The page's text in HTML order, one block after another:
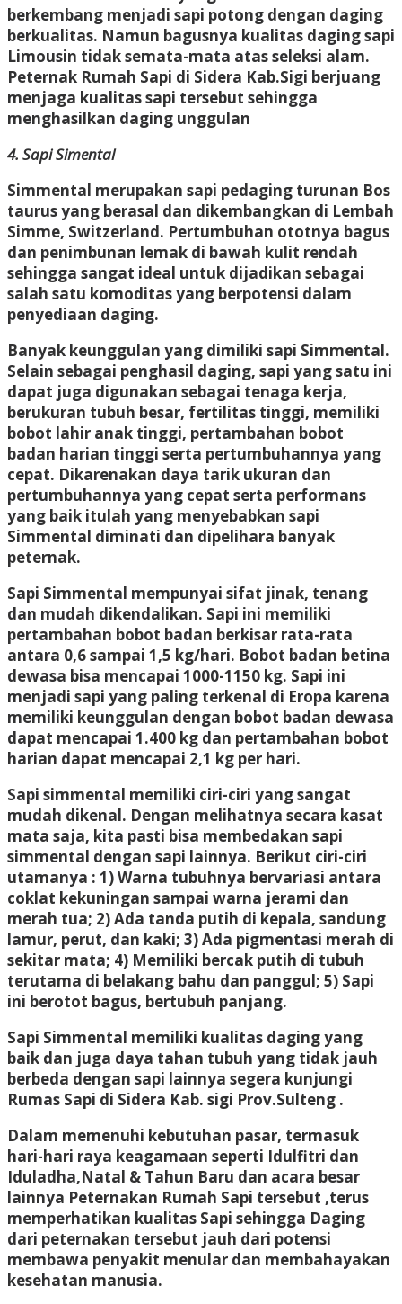
berkembang menjadi sapi potong dengan daging
berkualitas. Namun bagusnya kualitas daging sapi
Limousin tidak semata-mata atas seleksi alam.
Peternak Rumah Sapi di Sidera Kab.Sigi berjuang
menjaga kualitas sapi tersebut sehingga
menghasilkan daging unggulan
4. Sapi Simental
Simmental merupakan sapi pedaging turunan Bos
taurus yang berasal dan dikembangkan di Lembah
Simme, Switzerland. Pertumbuhan ototnya bagus
dan penimbunan lemak di bawah kulit rendah
sehingga sangat ideal untuk dijadikan sebagai
salah satu komoditas yang berpotensi dalam
penyediaan daging.
Banyak keunggulan yang dimiliki sapi Simmental.
Selain sebagai penghasil daging, sapi yang satu ini
dapat juga digunakan sebagai tenaga kerja,
berukuran tubuh besar, fertilitas tinggi, memiliki
bobot lahir anak tinggi, pertambahan bobot
badan harian tinggi serta pertumbuhannya yang
cepat. Dikarenakan daya tarik ukuran dan
pertumbuhannya yang cepat serta performans
yang baik itulah yang menyebabkan sapi
Simmental diminati dan dipelihara banyak
peternak.
Sapi Simmental mempunyai sifat jinak, tenang
dan mudah dikendalikan. Sapi ini memiliki
pertambahan bobot badan berkisar rata-rata
antara 0,6 sampai 1,5 kg/hari. Bobot badan betina
dewasa bisa mencapai 1000-1150 kg. Sapi ini
menjadi sapi yang paling terkenal di Eropa karena
memiliki keunggulan dengan bobot badan dewasa
dapat mencapai 1.400 kg dan pertambahan bobot
harian dapat mencapai 2,1 kg per hari.
Sapi simmental memiliki ciri-ciri yang sangat
mudah dikenal. Dengan melihatnya secara kasat
mata saja, kita pasti bisa membedakan sapi
simmental dengan sapi lainnya. Berikut ciri-ciri
utamanya : 1) Warna tubuhnya bervariasi antara
coklat kekuningan sampai warna jerami dan
merah tua; 2) Ada tanda putih di kepala, sandung
lamur, perut, dan kaki; 3) Ada pigmentasi merah di
sekitar mata; 4) Memiliki bercak putih di tubuh
terutama di belakang bahu dan panggul; 5) Sapi
ini berotot bagus, bertubuh panjang.
Sapi Simmental memiliki kualitas daging yang
baik dan juga daya tahan tubuh yang tidak jauh
berbeda dengan sapi lainnya segera kunjungi
Rumas Sapi di Sidera Kab. sigi Prov.Sulteng .
Dalam memenuhi kebutuhan pasar, termasuk
hari-hari raya keagamaan seperti Idulfitri dan
Iduladha,Natal & Tahun Baru dan acara besar
lainnya Peternakan Rumah Sapi tersebut ,terus
memperhatikan kualitas Sapi sehingga Daging
dari peternakan tersebut jauh dari potensi
membawa penyakit menular dan membahayakan
kesehatan manusia.